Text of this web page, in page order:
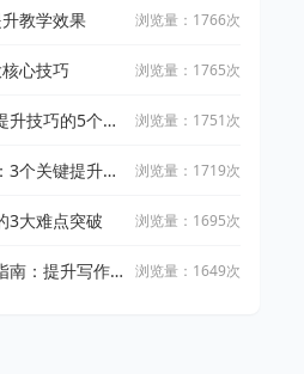
教学效果 浏览量：1766次
心技巧 浏览量：1765次
升技巧的5个关
浏览量：1751次
3个关键提升策
浏览量：1719次
3大难点突破 浏览量：1695次
南：提升写作
浏览量：1649次